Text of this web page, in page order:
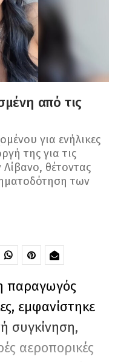
από τις
για ενήλικες
της για τις
θέτοντας
των
παραγωγός
εμφανίστηκε
συγκίνηση,
αεροπορικές